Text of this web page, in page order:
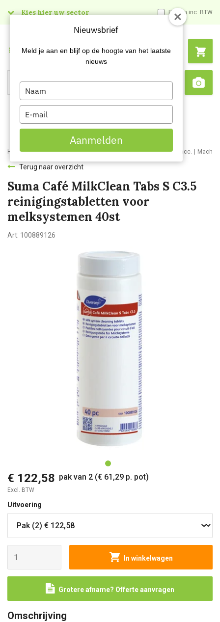
Kies hier uw sector Prijzen inc. BTW
Search
Menu
Home Webshop Schoonmaakmachines Koffiemachines en acc.
Terug naar overzicht
Suma Café MilkClean Tabs S C3.5
reinigingstabletten voor
melksystemen 40st
Art: 100889126
€ 122,58 pak van 2 (€ 61,29 p. pot)
Excl. BTW
Uitvoering
In winkelwagen
Grotere afname? Offerte aanvragen
Omschrijving
Nieuwsbrief
Meld je aan en blijf op de hoogte van het laatste
nieuws
Type
your
name
Type
your
email
Aanmelden